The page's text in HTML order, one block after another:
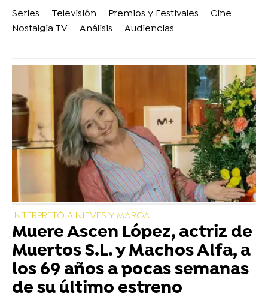
Series Televisión Premios y Festivales
Cine
Nostalgia TV
Análisis Audiencias
INTERPRETÓ A NIEVES Y MARGA
Muere Ascen López, actriz de
Muertos S.L. y Machos Alfa, a
los 69 años a pocas semanas
de su último estreno